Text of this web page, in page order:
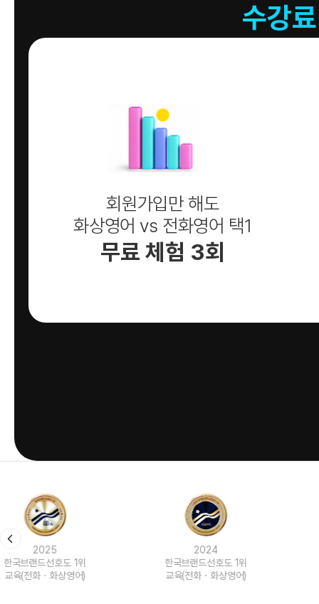
수강
회원가입만 해도
화상영어 vs 전화영어 택1
무료 체험 3회
한국브랜드선호도 1위
교육(전화ㆍ화상영어)
한국브랜드선호도 1위
교육(전화ㆍ화상영어)